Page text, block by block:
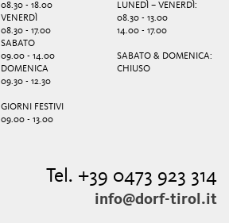
08.30 - 18.00
VENERDÌ
08.30 - 17.00
SABATO
09.00 - 14.00
DOMENICA
09.30 - 12.30
GIORNI FESTIVI
09.00 - 13.00
LUNEDÌ – VENERDÌ:
08.30 - 13.00
14.00 - 17.00
SABATO & DOMENICA:
CHIUSO
Tel. +39 0473 923 314
info@dorf-tirol.it